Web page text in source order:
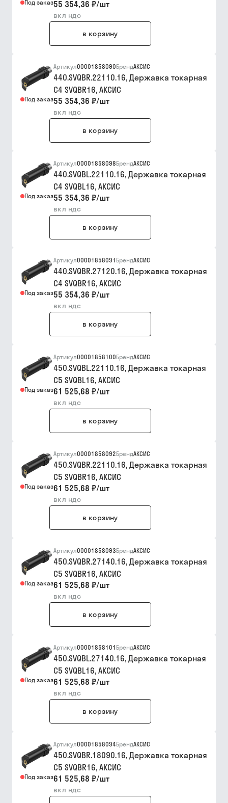
Под заказ55 354,36 ₽/шт
вкл ндс
в корзину
Под заказ
Артикул00001858090БрендАКСИС
440.SVQBR.22110.16, Державка токарная
C4 SVQBR16, АКСИC
55 354,36 ₽/шт
вкл ндс
в корзину
Под заказ
Артикул00001858098БрендАКСИС
440.SVQBL.22110.16, Державка токарная
C4 SVQBL16, АКСИC
55 354,36 ₽/шт
вкл ндс
в корзину
Под заказ
Артикул00001858091 БрендАКСИС
440.SVQBR.27120.16, Державка токарная
C4 SVQBR16, АКСИC
55 354,36 ₽/шт
вкл ндс
в корзину
Под заказ
Артикул00001858100БрендАКСИС
450.SVQBL.22110.16, Державка токарная
C5 SVQBL16, АКСИC
61 525,68 ₽/шт
вкл ндс
в корзину
Под заказ
Артикул00001858092БрендАКСИС
450.SVQBR.22110.16, Державка токарная
C5 SVQBR16, АКСИC
61 525,68 ₽/шт
вкл ндс
в корзину
Под заказ
Артикул00001858093БрендАКСИС
450.SVQBR.27140.16, Державка токарная
C5 SVQBR16, АКСИC
61 525,68 ₽/шт
вкл ндс
в корзину
Под заказ
Артикул00001858101 БрендАКСИС
450.SVQBL.27140.16, Державка токарная
C5 SVQBL16, АКСИC
61 525,68 ₽/шт
вкл ндс
в корзину
Под заказ
Артикул00001858094БрендАКСИС
450.SVQBR.18090.16, Державка токарная
C5 SVQBR16, АКСИC
61 525,68 ₽/шт
вкл ндс